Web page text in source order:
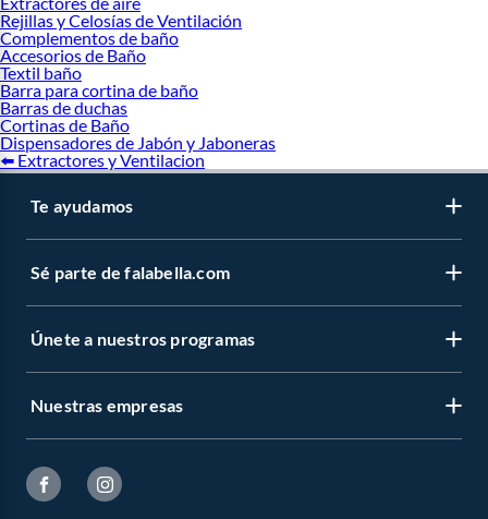
Rejillas y Celosías de Ventilación
Complementos de baño
Accesorios de Baño
Textil baño
Barra para cortina de baño
Barras de duchas
Cortinas de Baño
Dispensadores de Jabón y Jaboneras
⬅️ Extractores y Ventilacion
Te ayudamos
Sé parte de falabella.com
Únete a nuestros programas
Nuestras empresas